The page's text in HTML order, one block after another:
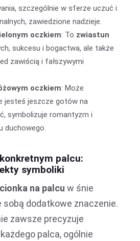
szczególnie w sferze uczuć i
zawiedzione nadzieje.
oczkiem: To zwiastun
sukcesu i bogactwa, ale także
zawiścią i fałszywymi
oczkiem: Może
jesteś jeszcze gotów na
symbolizuje romantyzm i
duchowego.
palcu:
symboliki
na palcu w śnie
sobą dodatkowe znaczenie.
zawsze precyzuje
palca, ogólnie